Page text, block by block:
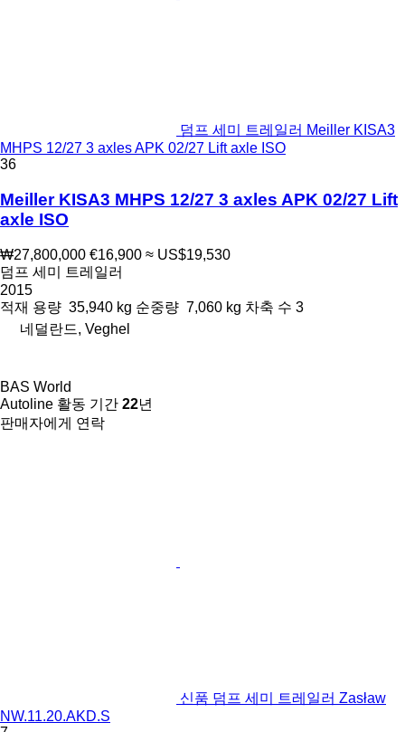
덤프 세미 트레일러 Meiller KISA3
MHPS 12/27 3 axles APK 02/27 Lift axle ISO
36
Meiller KISA3 MHPS 12/27 3 axles APK 02/27 Lift
axle ISO
₩27,800,000 €16,900 ≈ US$19,530
덤프 세미 트레일러
2015
적재 용량 35,940 kg 순중량 7,060 kg 차축 수 3
네덜란드, Veghel
BAS World
Autoline 활동 기간 22년
판매자에게 연락
신품 덤프 세미 트레일러 Zasław
NW.11.20.AKD.S